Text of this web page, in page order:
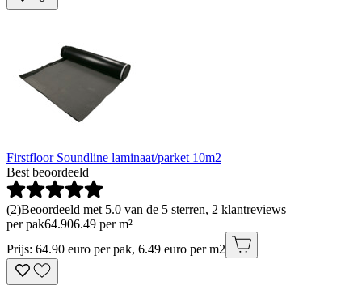
Firstfloor Soundline laminaat/parket 10m2
Best beoordeeld
(2)Beoordeeld met 5.0 van de 5 sterren, 2 klantreviews
per pak64.906.49 per m²
Prijs: 64.90 euro per pak, 6.49 euro per m2